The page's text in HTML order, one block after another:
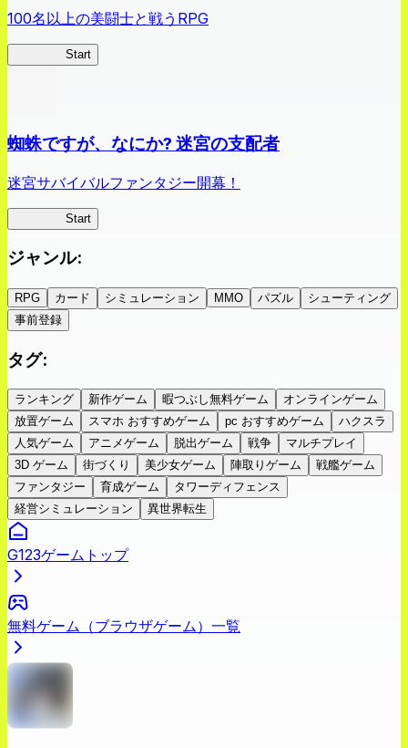
100名以上の美闘士と戦うRPG
Start
蜘蛛ですが、なにか? 迷宮の支配者
迷宮サバイバルファンタジー開幕！
Start
ジャンル:
RPG カード シミュレーション MMO パズル
シューティング
事前登録
タグ:
ランキング 新作ゲーム 暇つぶし無料ゲーム
オンラインゲーム
放置ゲーム
スマホ おすすめゲーム pc おすすめゲーム
ハクスラ
人気ゲーム
アニメゲーム 脱出ゲーム 戦争
マルチプレイ
3D ゲーム
街づくり 美少女ゲーム 陣取りゲーム
戦艦ゲーム
ファンタジー
育成ゲーム
タワーディフェンス
経営シミュレーション
異世界転生
G123ゲームトップ
無料ゲーム（ブラウザゲーム）一覧